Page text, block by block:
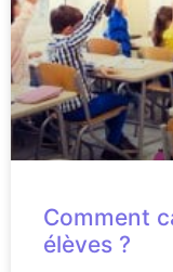
Comment
élèves ?